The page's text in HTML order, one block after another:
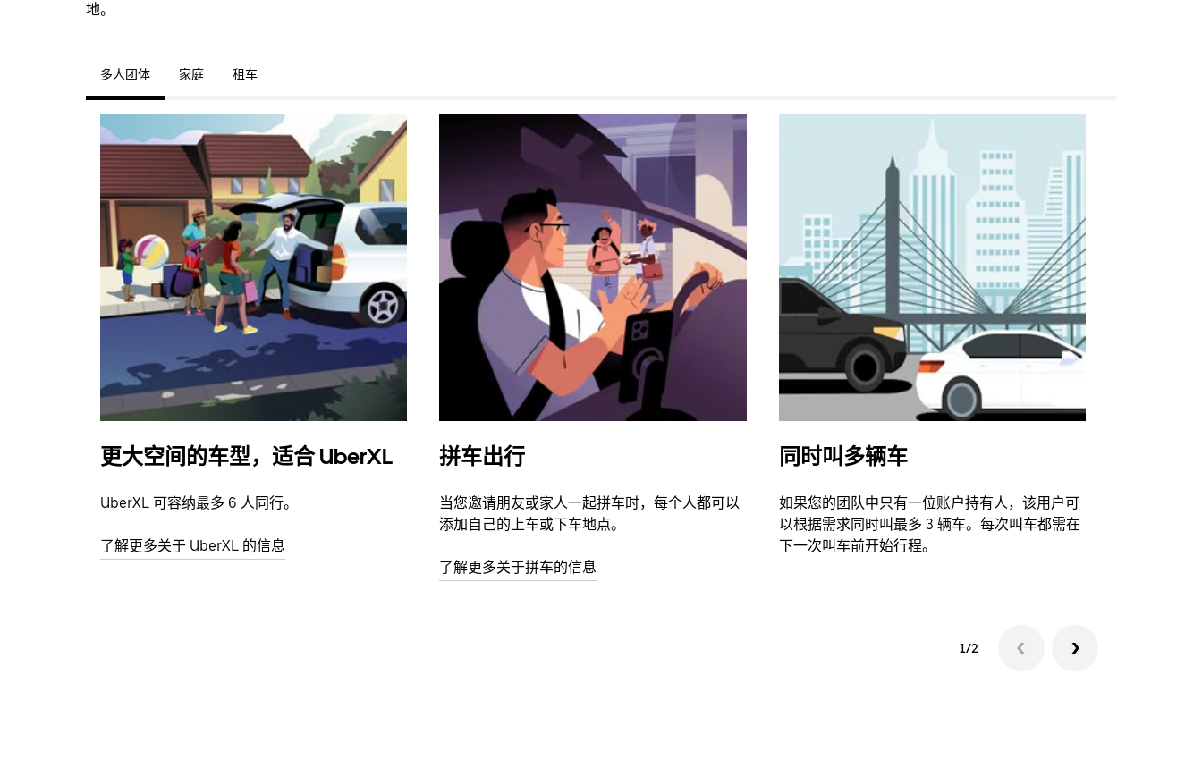
地。
多人团体 家庭 租车
更大空间的车型，适合 UberXL
UberXL 可容纳最多 6 人同行。
了解更多关于 UberXL 的信息
拼车出行
当您邀请朋友或家人一起拼车时，每个人都可以
添加自己的上车或下车地点。
了解更多关于拼车的信息
同时叫多辆车
如果您的团队中只有一位账户持有人，该用户可
以根据需求同时叫最多 3 辆车。每次叫车都需在
下一次叫车前开始行程。
1/2